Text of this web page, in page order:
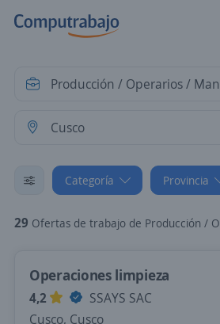
Categoría Provincia
29 Ofertas de trabajo de Producción / Operarios / Manufactura en Cusco, Cusco
Operaciones limpieza
4,2
SSAYS SAC
Cusco, Cusco